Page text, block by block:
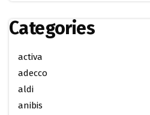
Categories
activa
adecco
aldi
anibis